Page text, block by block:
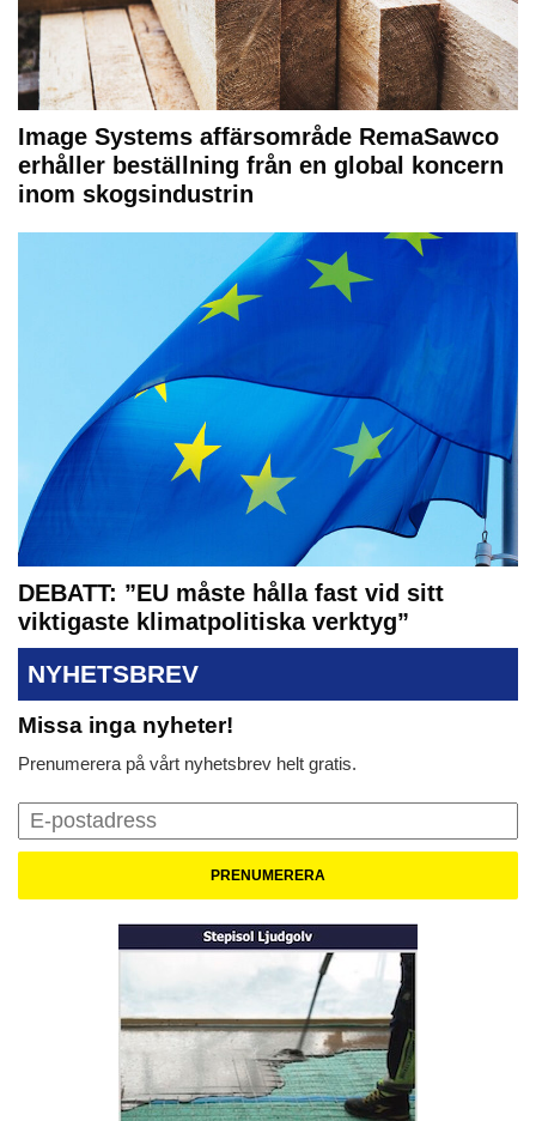
Image Systems affärsområde RemaSawco
erhåller beställning från en global koncern
inom skogsindustrin
DEBATT: ”EU måste hålla fast vid sitt
viktigaste klimatpolitiska verktyg”
NYHETSBREV
Missa inga nyheter!
Prenumerera på vårt nyhetsbrev helt gratis.